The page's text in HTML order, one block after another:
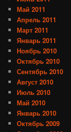
Май 2011
Апрель 2011
Март 2011
Январь 2011
Ноябрь 2010
Октябрь 2010
Сентябрь 2010
Август 2010
Июль 2010
Май 2010
Январь 2010
Октябрь 2009